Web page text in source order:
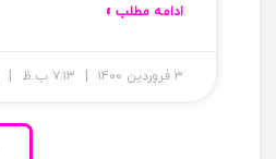
ادامه مطلب »
۳ فروردین ۱۴۰۰